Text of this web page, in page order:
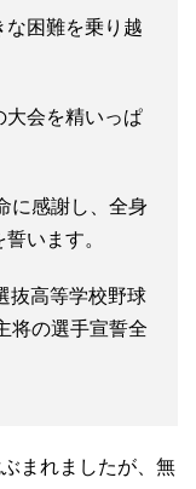
な困難を乗り越
大会を精いっぱ
に感謝し、全身
います。
抜高等学校野球
将の選手宣誓全
まれましたが、無